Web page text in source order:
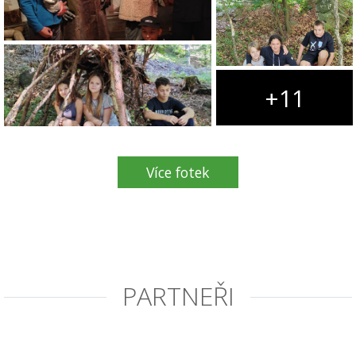
+11
Více fotek
PARTNEŘI